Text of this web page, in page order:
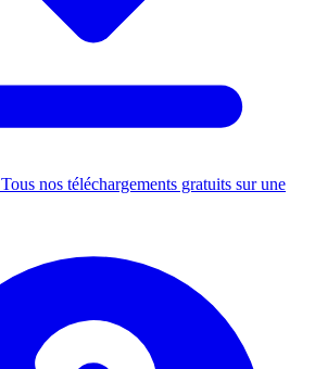
Tous nos téléchargements gratuits sur une